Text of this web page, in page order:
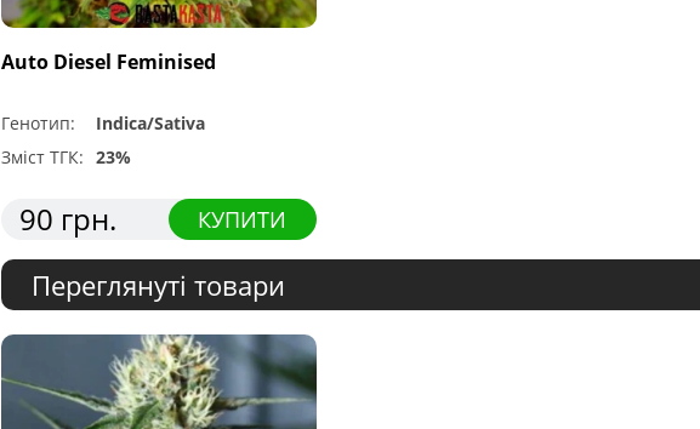
Auto Diesel Feminised
Генотип:
Indica/Sativa
Зміст ТГК: 23%
90 грн. КУПИТИ
Переглянуті товари